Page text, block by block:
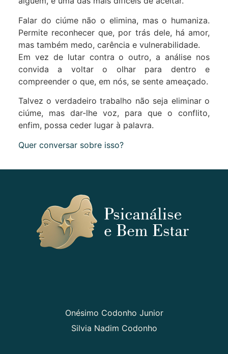
Falar do ciúme não o elimina, mas o humaniza.
Permite reconhecer que, por trás dele, há amor,
mas também medo, carência e vulnerabilidade.
Em vez de lutar contra o outro, a análise nos
convida a voltar o olhar para dentro e
compreender o que, em nós, se sente ameaçado.
Talvez o verdadeiro trabalho não seja eliminar o
ciúme, mas dar-lhe voz, para que o conflito,
enfim, possa ceder lugar à palavra.
Quer conversar sobre isso?
Onésimo Codonho Junior
Silvia Nadim Codonho